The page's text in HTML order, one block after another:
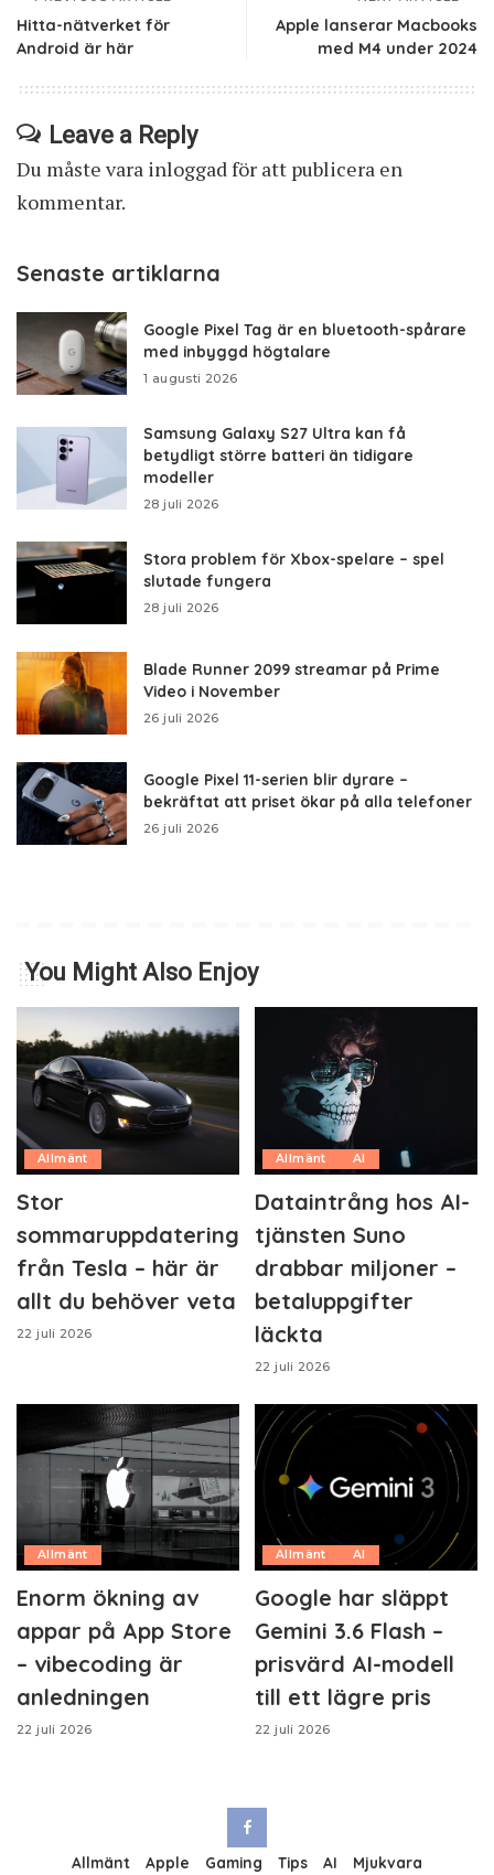
Hitta-nätverket för
Android är här
Apple lanserar Macbooks
med M4 under 2024
Leave a Reply
Du måste vara inloggadför att publicera en
kommentar.
Senaste artiklarna
Google Pixel Tag är en bluetooth-spårare
med inbyggd högtalare
1 augusti 2026
Samsung Galaxy S27 Ultra kan få
betydligt större batteri än tidigare
modeller
28 juli 2026
Stora problem för Xbox-spelare – spel
slutade fungera
28 juli 2026
Blade Runner 2099 streamar på Prime
Video i November
26 juli 2026
Google Pixel 11-serien blir dyrare –
bekräftat att priset ökar på alla telefoner
26 juli 2026
You Might Also Enjoy
Allmänt
Stor
sommaruppdatering
från Tesla – här är
allt du behöver veta
22 juli 2026
Allmänt AI
Dataintrång hos AI-
tjänsten Suno
drabbar miljoner –
betaluppgifter
läckta
22 juli 2026
Allmänt
Enorm ökning av
appar på App Store
– vibecoding är
anledningen
22 juli 2026
Allmänt AI
Google har släppt
Gemini 3.6 Flash –
prisvärd AI-modell
till ett lägre pris
22 juli 2026
Allmänt Apple Gaming Tips AI Mjukvara